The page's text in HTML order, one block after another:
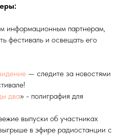
информационным партнерам,
фестиваль и освещать его
— следите за новостями
два» - полиграфия для
выпуски об участниках
в эфире радиостанции с